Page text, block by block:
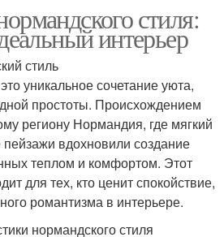
стиля:
интерьер
стиль
уникальное сочетание уюта,
простоты. Происхождением
региону Нормандия, где мягкий
вдохновили создание
теплом и комфортом. Этот
для тех, кто ценит спокойствие,
романтизма в интерьере.
нормандского стиля